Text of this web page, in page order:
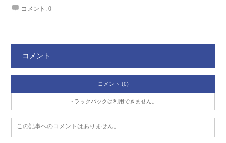
コメント: 0
コメント
コメント (0)
トラックバックは利用できません。
この記事へのコメントはありません。